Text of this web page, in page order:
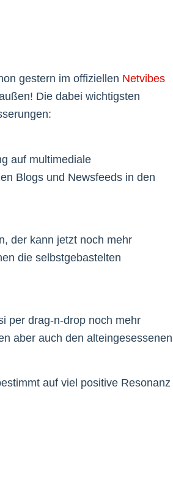
gestern im offiziellen Netvibes
Die dabei wichtigsten
auf multimediale
Blogs und Newsfeeds in den
der kann jetzt noch mehr
die selbstgebastelten
per drag-n-drop noch mehr
aber auch den alteingesessenen
auf viel positive Resonanz